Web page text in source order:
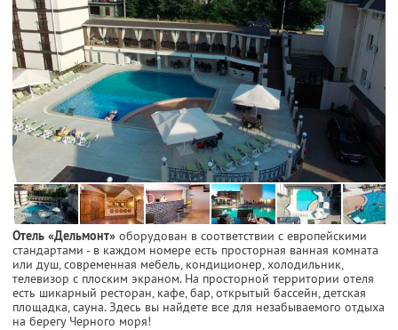
Отель «Дельмонт» оборудован в соответствии с европейскими
стандартами - в каждом номере есть просторная ванная комната
или душ, современная мебель, кондиционер, холодильник,
телевизор с плоским экраном. На просторной территории отеля
есть шикарный ресторан, кафе, бар, открытый бассейн, детская
площадка, сауна. Здесь вы найдете все для незабываемого отдыха
на берегу Черного моря!